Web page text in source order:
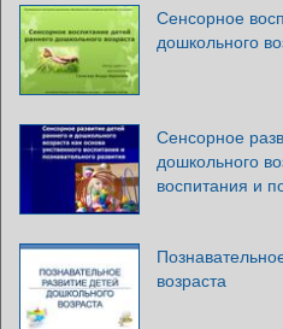
Сенсорное
дошкольного
Сенсорное
дошкольного
воспитания и
возраста